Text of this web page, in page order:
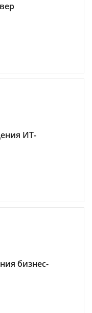
ИТ-
бизнес-